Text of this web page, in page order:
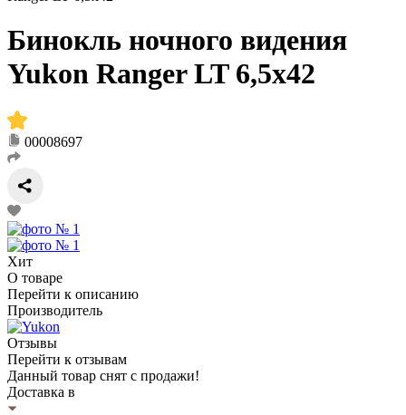
Бинокль ночного видения
Yukon Ranger LT 6,5x42
00008697
Хит
О товаре
Перейти к описанию
Производитель
Отзывы
Перейти к отзывам
Данный товар снят с продажи!
Доставка в